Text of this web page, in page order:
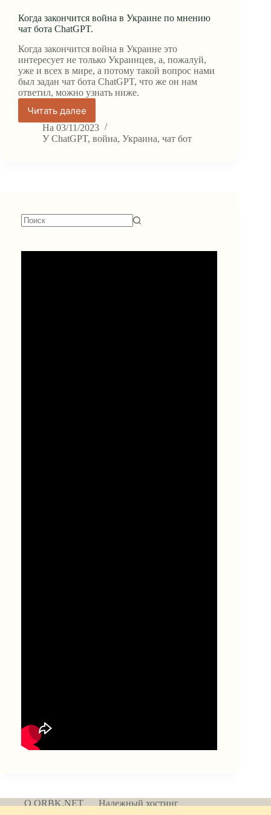
Когда закончится война в Украине по мнению
чат бота ChatGPT.
Когда закончится война в Украине это
интересует не только Украинцев, а, пожалуй,
уже и всех в мире, а потому такой вопрос нами
был задан чат бота ChatGPT, что же он нам
ответил, можно узнать ниже.
Читать далее
Когда
закончится
война
На 03/11/2023
У ChatGPT,война,Украина,чат бот
найдено
О ORBK.NET
Надежный хостинг